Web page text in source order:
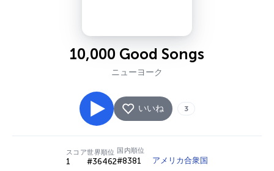
10,000 Good Songs
ニューヨーク
いいね 3
スコア
1
世界順位
#36462
国内順位
#8381 アメリカ合衆国